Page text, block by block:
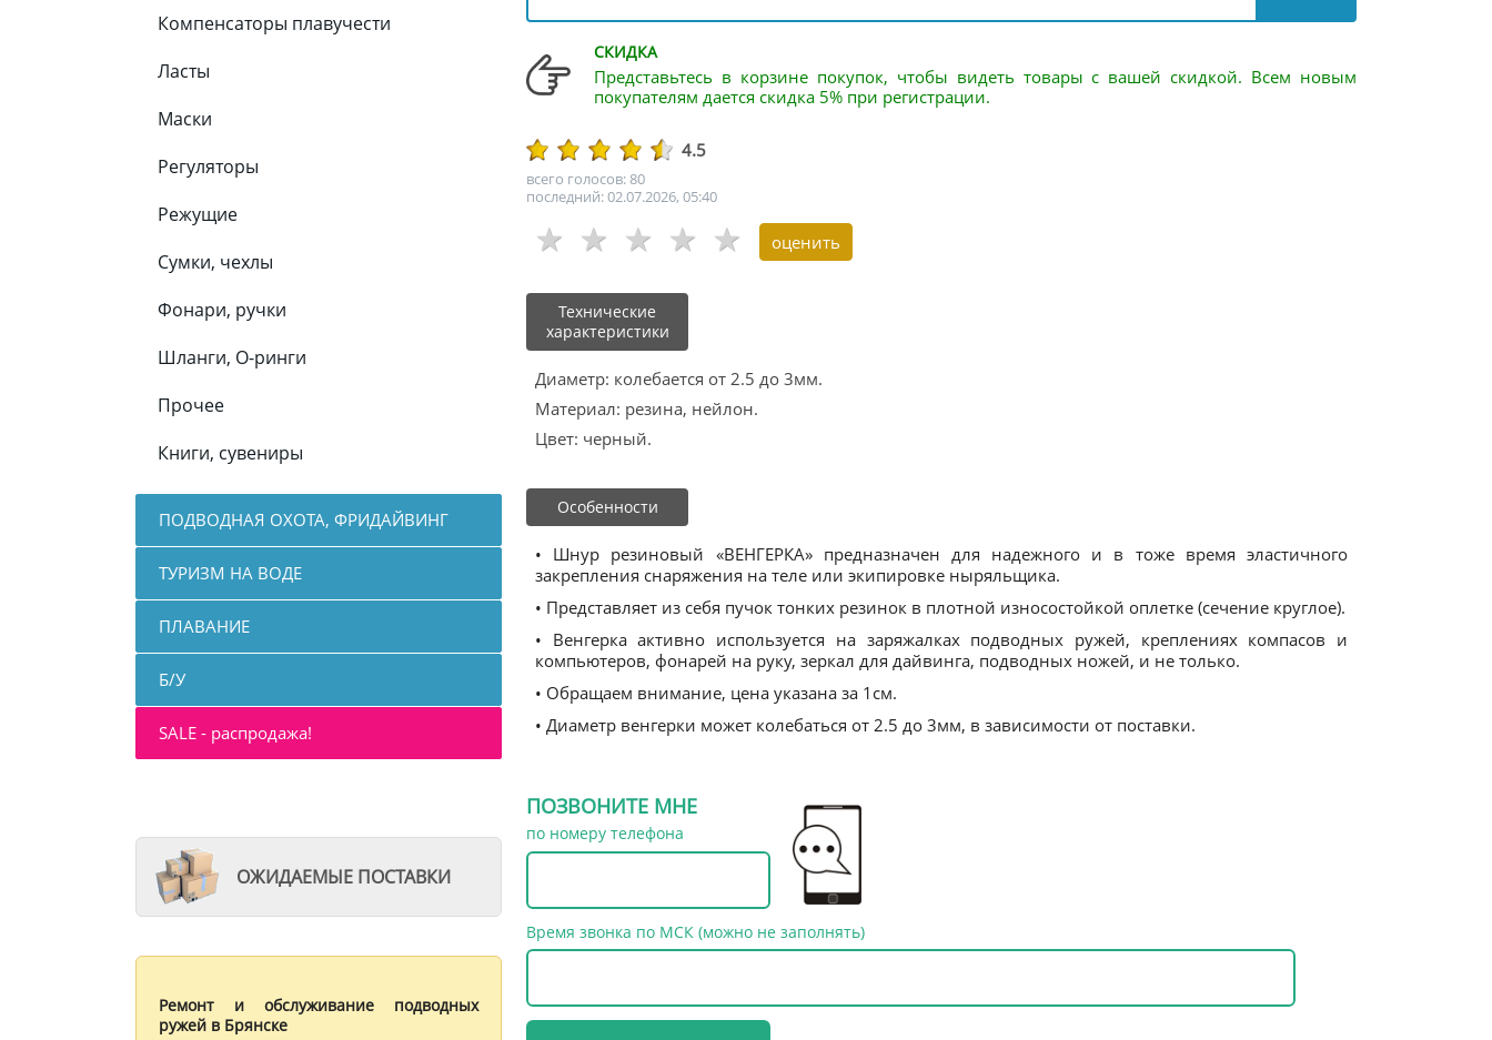
Компенсаторы плавучести
Ласты
Маски
Регуляторы
Режущие
Сумки, чехлы
Фонари, ручки
Шланги, О-ринги
Прочее
Книги, сувениры
ПОДВОДНАЯ ОХОТА, ФРИДАЙВИНГ
ТУРИЗМ НА ВОДЕ
ПЛАВАНИЕ
Б/У
SALE - распродажа!
ОЖИДАЕМЫЕ ПОСТАВКИ
Ремонт и обслуживание подводных
ружей в Брянске
СКИДКА
Представьтесь в корзине покупок, чтобы видеть товары с вашей скидкой. Всем новым
покупателям дается скидка 5% при регистрации.
4.5
всего голосов: 80
последний: 02.07.2026, 05:40
Технические
характеристики
Диаметр: колебается от 2.5 до 3мм.
Материал: резина, нейлон.
Цвет: черный.
Особенности
• Шнур резиновый «ВЕНГЕРКА» предназначен для надежного и в тоже время эластичного
закрепления снаряжения на теле или экипировке ныряльщика.
• Представляет из себя пучок тонких резинок в плотной износостойкой оплетке (сечение круглое).
• Венгерка активно используется на заряжалках подводных ружей, креплениях компасов и
компьютеров, фонарей на руку, зеркал для дайвинга, подводных ножей, и не только.
• Обращаем внимание, цена указана за 1см.
• Диаметр венгерки может колебаться от 2.5 до 3мм, в зависимости от поставки.
ПОЗВОНИТЕ МНЕ
по номеру телефона
Время звонка по МСК (можно не заполнять)